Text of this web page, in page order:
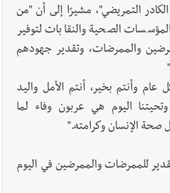
التمريضي"، مشيرًا إلى أن "من
الصحية والنقابات لتوفير
والممرضات، وتقدير جهودهم
عام وأنتم بخير، أنتم الأمل واليد
اليوم هي عربون وفاء لما
الإنسان وكرامته."
للممرضات والممرضين في اليوم